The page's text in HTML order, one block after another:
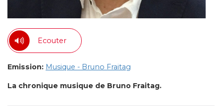
Ecouter
Emission: Musique - Bruno Fraitag
La chronique musique de Bruno Fraitag.